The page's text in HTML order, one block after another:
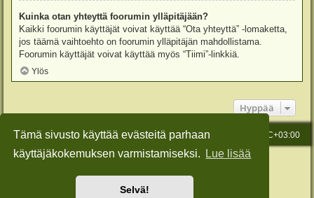
Tämä sivusto käyttää evästeitä parhaan
käyttäjäkokemuksen varmistamiseksi.
Lue lisää
Selvä!
Kuinka otan yhteyttä foorumin ylläpitäjään?
Kaikki foorumin käyttäjät voivat käyttää “Ota yhteyttä” -lomaketta,
jos täämä vaihtoehto on foorumin ylläpitäjän mahdollistama.
Foorumin käyttäjät voivat käyttää myös “Tiimi”-linkkiä.
Ylös
Hyppää
Etusivu Kaikki ajat ovat UTC+03:00
Viesti Ylläpidolle
Keskustelufoorumin ohjelmistophpBB® Forum Software © phpBB Limited